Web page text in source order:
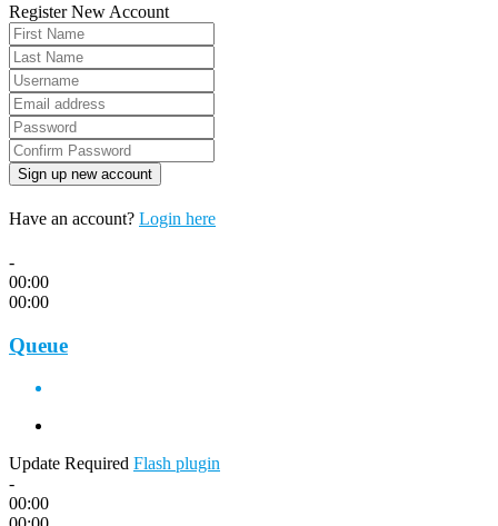
Register New Account
Have an account? Login here
-
00:00
00:00
Queue
Update Required Flash plugin
-
00:00